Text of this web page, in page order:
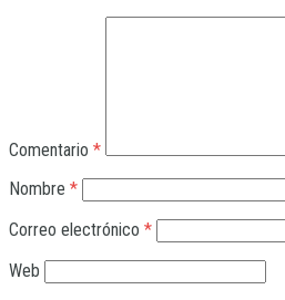
Comentario *
Nombre *
Correo electrónico *
Web